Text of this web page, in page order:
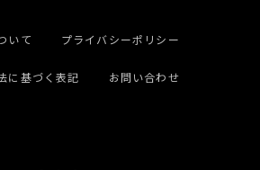
いて プライバシーポリシー
に基づく表記 お問い合わせ